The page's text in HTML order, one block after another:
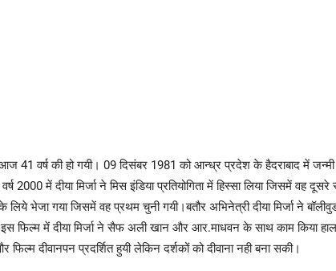
आज 41 वर्ष की हो गयी। 09 दिसंबर 1981 को आन्ध्र प्रदेश के हैदराबाद में जन्मी
2000 में दीया मिर्जा ने मिस इंडिया प्रतियोगिता में हिस्सा लिया जिसमें वह
के लिये भेजा गया जिसमें वह प्रथम चुनी गयी।बतौर अभिनेत्री दीया मिर्जा ने
फिल्म में दीया मिर्जा ने सैफ अली खान और आर.माधवन के साथ काम किया
दीवानपन प्रदर्शित हुयी लेकिन दर्शकों को दीवाना नही बना सकी।